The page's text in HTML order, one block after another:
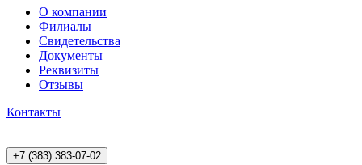
О компании
Филиалы
Свидетельства
Документы
Реквизиты
Отзывы
Контакты
+7 (383) 383-07-02